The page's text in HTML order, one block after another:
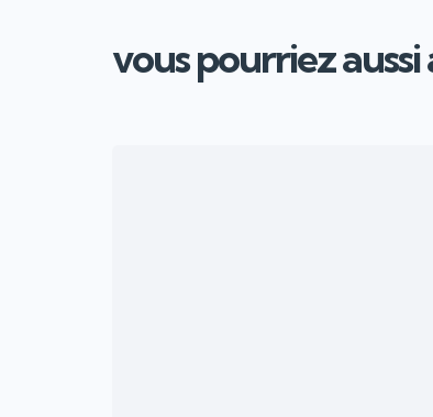
vous pourriez aussi